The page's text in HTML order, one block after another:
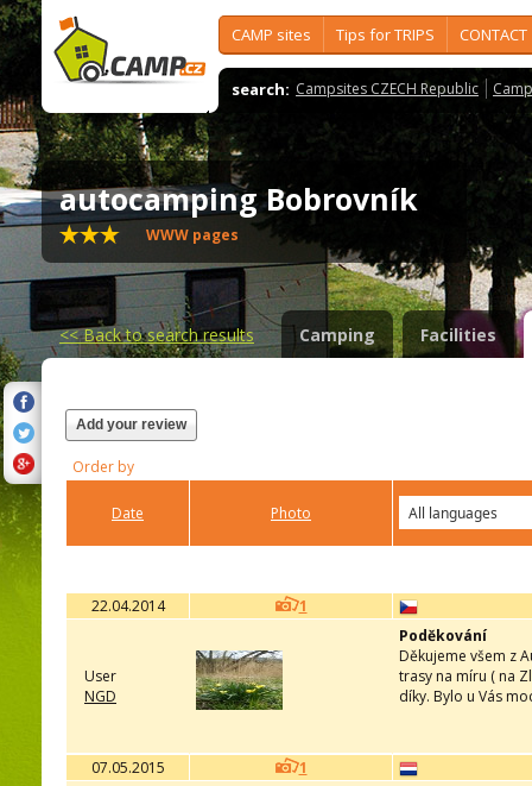
CAMP sites Tips for TRIPS CONTACT
search: Campsites CZECH Republic
autocamping Bobrovník
WWW pages
<<Back to search results Camping Facilities
Add your review
Order by
Date Photo
22.04.2014 1
User
NGD
Poděkování
Děkujeme všem z
trasy na míru ( na
díky. Bylo u Vás
07.05.2015 1